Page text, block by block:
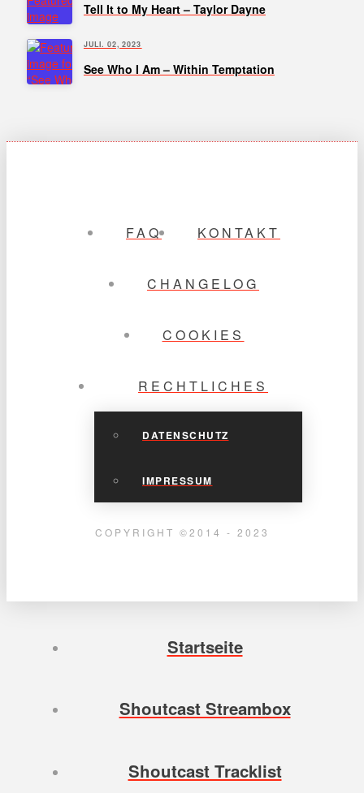
Tell It to My Heart – Taylor Dayne
JULI. 02, 2023
See Who I Am – Within Temptation
FAQ KONTAKT
CHANGELOG
COOKIES
RECHTLICHES
DATENSCHUTZ
IMPRESSUM
COPYRIGHT ©2014 - 2023
Startseite
Shoutcast Streambox
Shoutcast Tracklist